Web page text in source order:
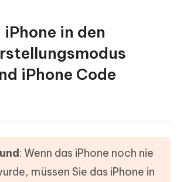
in den
iPhone Code
: Wenn das iPhone noch nie
müssen Sie das iPhone in